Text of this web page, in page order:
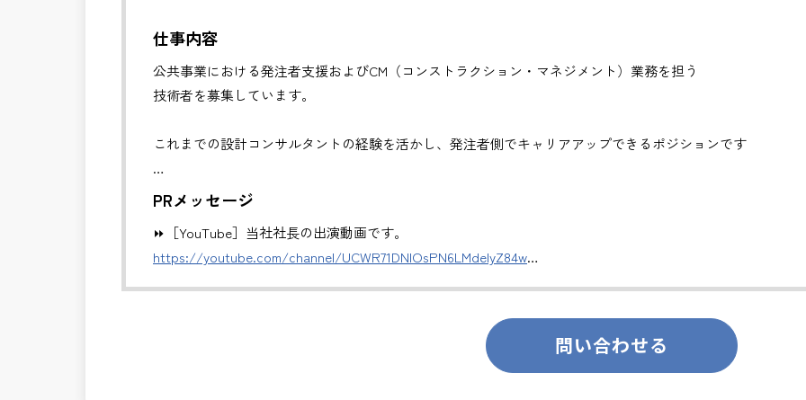
仕事内容
公共事業における発注者支援およびCM（コンストラクション・マネジメント）業務を担う
技術者を募集しています。
これまでの設計コンサルタントの経験を活かし、発注者側でキャリアアップできるポジションです
✅CM業務（コンストラクション・マネジメント）
・工事費・工程・品質・安全の総合管理
・施工計画および設計変更内容の確認
・施工者との技術的調整・指導
PRメッセージ
⏩［YouTube］当社社長の出演動画です。
https://youtube.com/channel/UCWR71DNlOsPN6LMdeIyZ84w
問い合わせる